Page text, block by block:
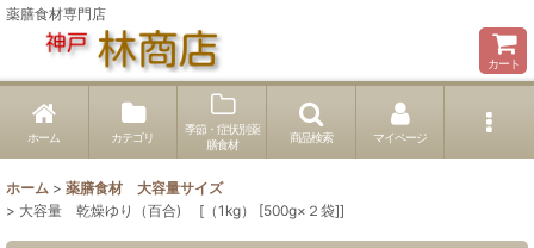
薬膳食材専門店
カート
ホーム カテゴリ
季節・症状別薬
膳食材
商品検索 マイページ
ホーム > 薬膳食材 大容量サイズ
> 大容量 乾燥ゆり（百合) [（1kg） [500g×２袋]]